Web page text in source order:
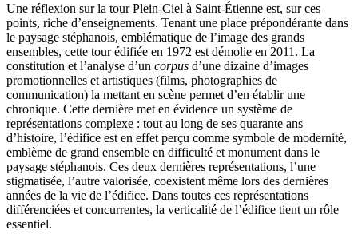
Une réflexion sur la tour Plein-Ciel à Saint-Étienne est, sur ces
points, riche d’enseignements. Tenant une place prépondérante dans
le paysage stéphanois, emblématique de l’image des grands
ensembles, cette tour édifiée en 1972 est démolie en 2011. La
constitution et l’analyse d’un corpus d’une dizaine d’images
promotionnelles et artistiques (films, photographies de
communication) la mettant en scène permet d’en établir une
chronique. Cette dernière met en évidence un système de
représentations complexe : tout au long de ses quarante ans
d’histoire, l’édifice est en effet perçu comme symbole de modernité,
emblème de grand ensemble en difficulté et monument dans le
paysage stéphanois. Ces deux dernières représentations, l’une
stigmatisée, l’autre valorisée, coexistent même lors des dernières
années de la vie de l’édifice. Dans toutes ces représentations
différenciées et concurrentes, la verticalité de l’édifice tient un rôle
essentiel.